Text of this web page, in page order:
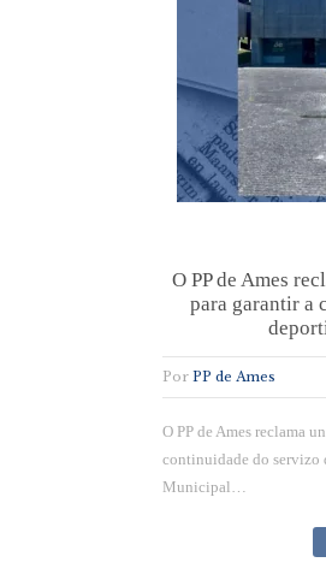
O PP de Ames
para garantir a
Por PP de Ames
O PP de Ames reclama
continuidade do servizo
Municipal…